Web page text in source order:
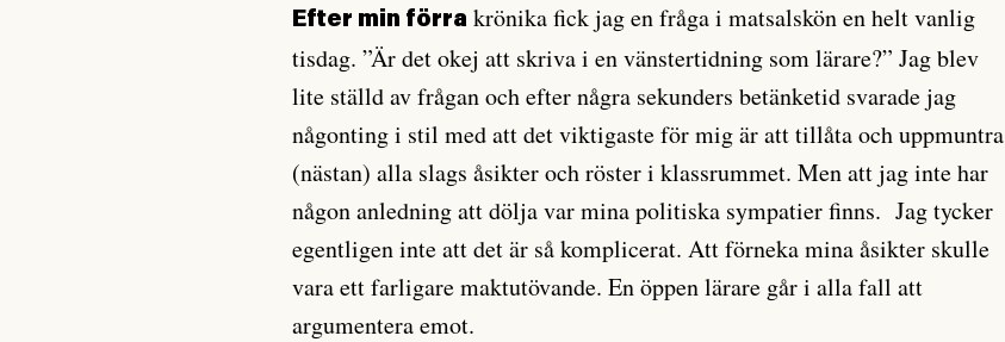
Efter min förra krönika fick jag en fråga i matsalskön en helt vanlig
tisdag. ”Är det okej att skriva i en vänstertidning som lärare?” Jag blev
lite ställd av frågan och efter några sekunders betänketid svarade jag
någonting i stil med att det viktigaste för mig är att tillåta och uppmuntra
(nästan) alla slags åsikter och röster i klassrummet. Men att jag inte har
någon anledning att dölja var mina politiska sympatier finns. Jag tycker
egentligen inte att det är så komplicerat. Att förneka mina åsikter skulle
vara ett farligare maktutövande. En öppen lärare går i alla fall att
argumentera emot.